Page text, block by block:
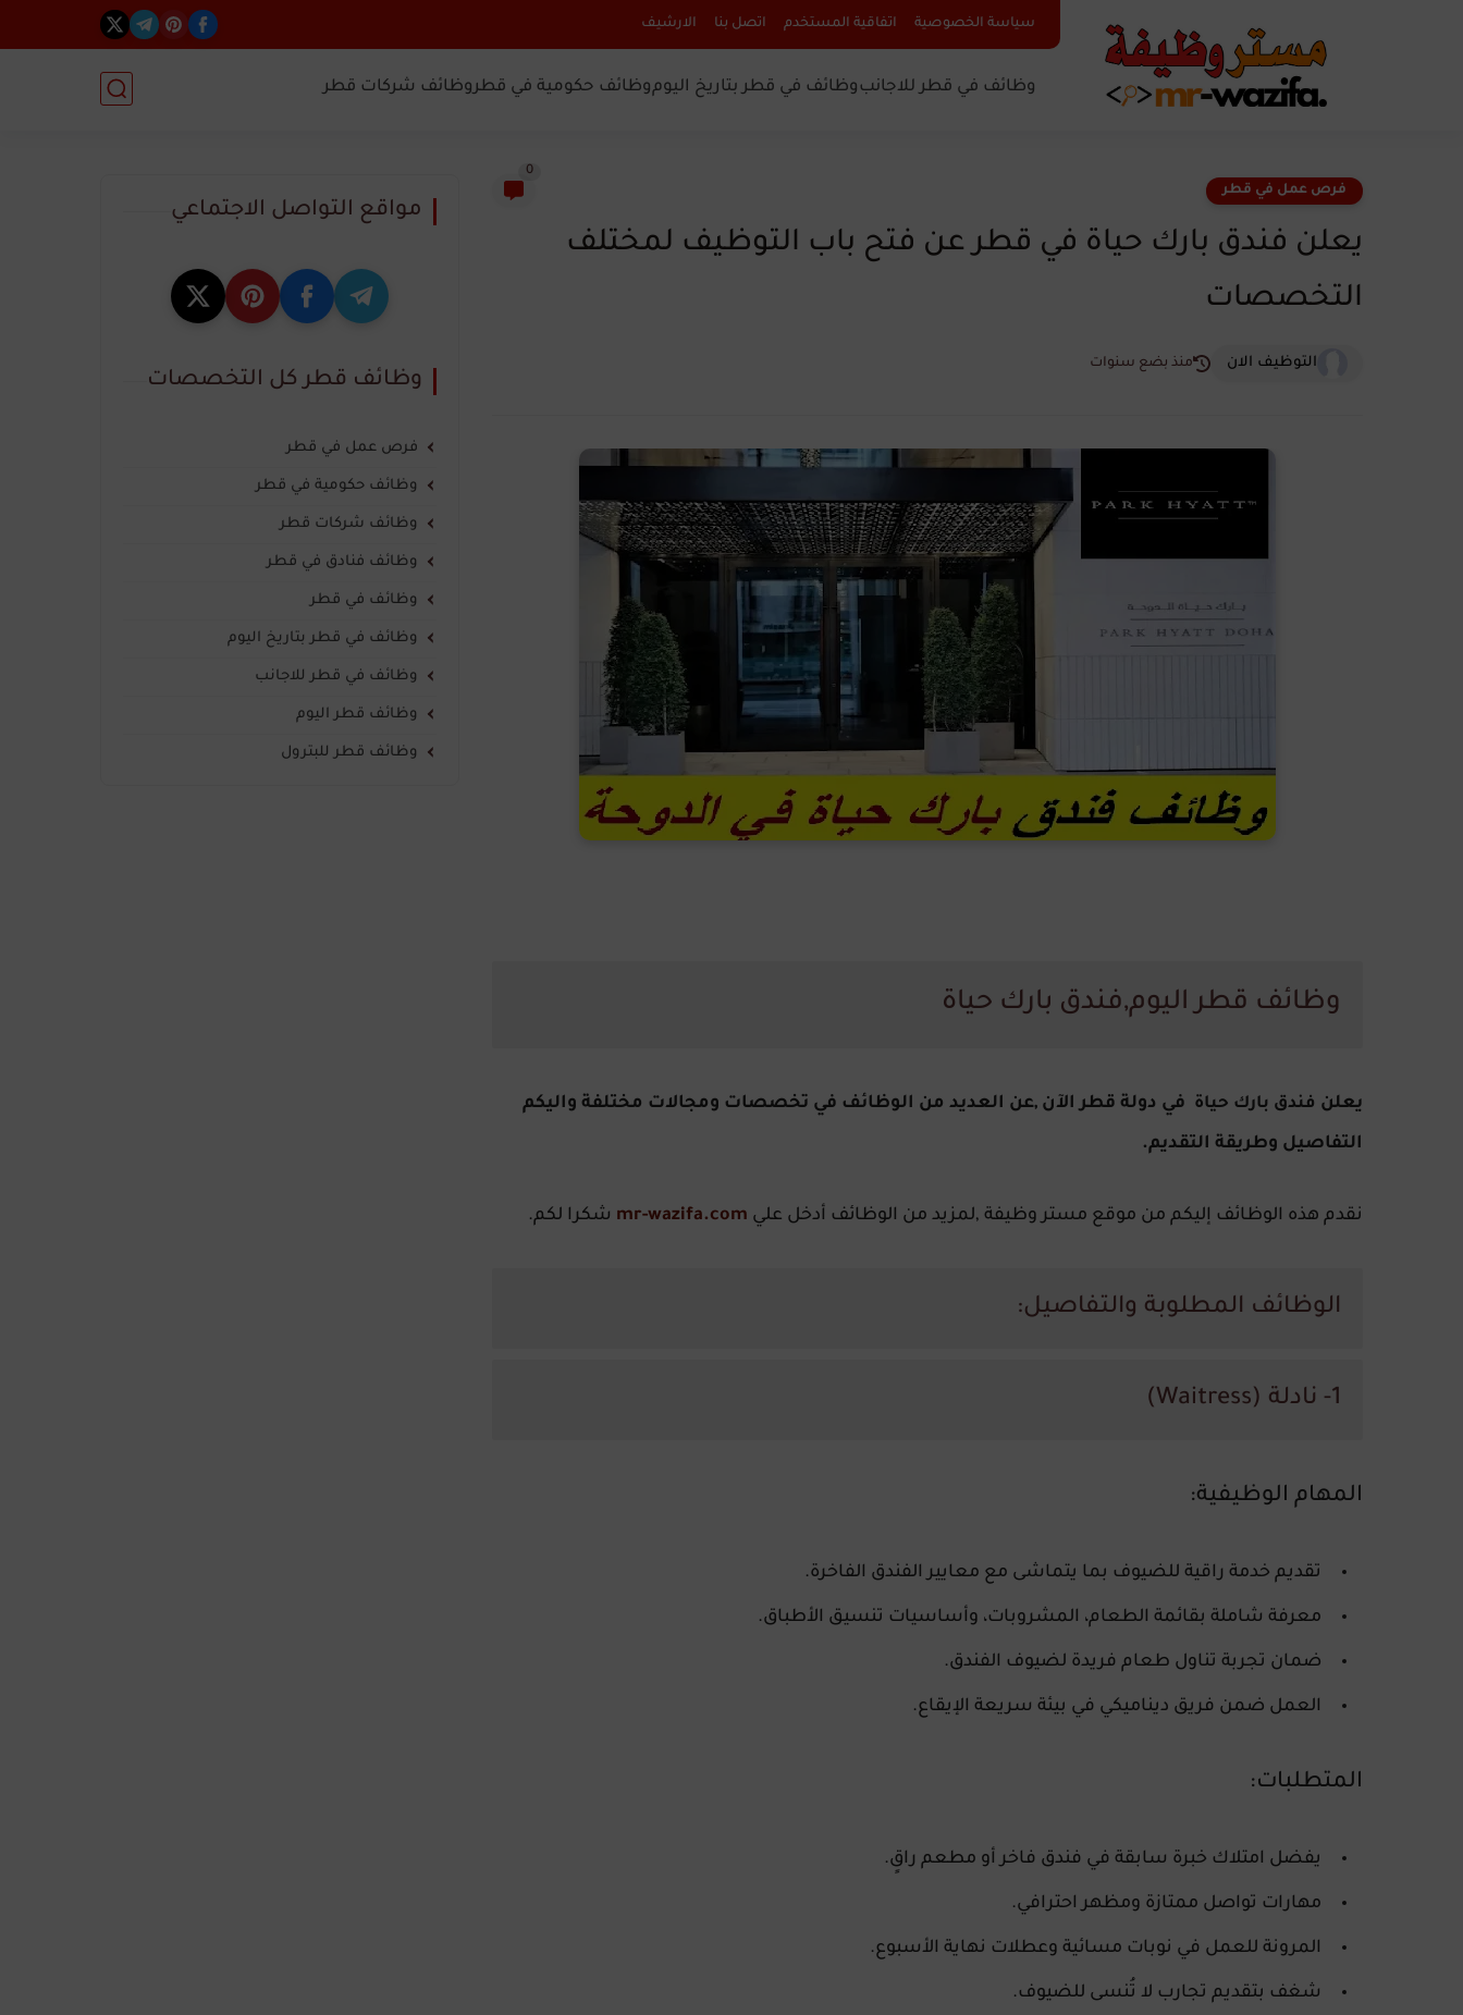
سياسة الخصوصية اتفاقية المستخدم اتصل بنا الارشيف
وظائف في قطر للاجانبوظائف في قطر بتاريخ اليوموظائف حكومية في قطروظائف شركات قطر
فرص عمل في قطر
0
يعلن فندق بارك حياة في قطر عن فتح باب التوظيف لمختلف
التخصصات
التوظيف الان منذ بضع سنوات
وظائف قطر اليوم,فندق بارك حياة
يعلن فندق بارك حياة في دولة قطر الآن ,عن العديد من الوظائف في تخصصات ومجالات مختلفة واليكم
التفاصيل وطريقة التقديم.
نقدم هذه الوظائف إليكم من موقع مستر وظيفة ,لمزيد من الوظائف أدخل علي mr-wazifa.com شكرا لكم.
الوظائف المطلوبة والتفاصيل:
1- نادلة (Waitress)
المهام الوظيفية:
تقديم خدمة راقية للضيوف بما يتماشى مع معايير الفندق الفاخرة.
معرفة شاملة بقائمة الطعام، المشروبات، وأساسيات تنسيق الأطباق.
ضمان تجربة تناول طعام فريدة لضيوف الفندق.
العمل ضمن فريق ديناميكي في بيئة سريعة الإيقاع.
المتطلبات:
يفضل امتلاك خبرة سابقة في فندق فاخر أو مطعم راقٍ.
مهارات تواصل ممتازة ومظهر احترافي.
المرونة للعمل في نوبات مسائية وعطلات نهاية الأسبوع.
شغف بتقديم تجارب لا تُنسى للضيوف.
مواقع التواصل الاجتماعي
وظائف قطر كل التخصصات
فرص عمل في قطر
وظائف حكومية في قطر
وظائف شركات قطر
وظائف فنادق في قطر
وظائف في قطر
وظائف في قطر بتاريخ اليوم
وظائف في قطر للاجانب
وظائف قطر اليوم
وظائف قطر للبترول